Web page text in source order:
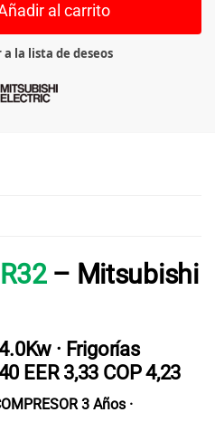
al carrito
la lista de deseos
R32– Mitsubishi
· Frigorías
EER 3,33 COP4,23
3 Años ·